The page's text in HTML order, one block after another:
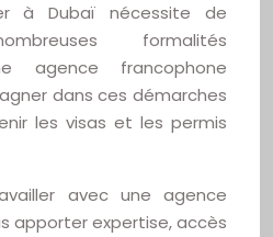
à Dubaï nécessite de
formalités
agence francophone
dans ces démarches
les visas et les permis
avec une agence
apporter expertise, accès